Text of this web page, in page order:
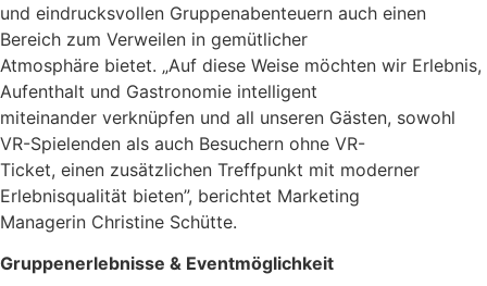
und eindrucksvollen Gruppenabenteuern auch einen
Bereich zum Verweilen in gemütlicher
Atmosphäre bietet. „Auf diese Weise möchten wir Erlebnis,
Aufenthalt und Gastronomie intelligent
miteinander verknüpfen und all unseren Gästen, sowohl
VR-Spielenden als auch Besuchern ohne VR-
Ticket, einen zusätzlichen Treffpunkt mit moderner
Erlebnisqualität bieten”, berichtet Marketing
Managerin Christine Schütte.
Gruppenerlebnisse & Eventmöglichkeit